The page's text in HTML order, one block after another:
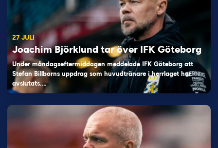
27 JULI
Joachim Björklund tar över IFK Göteborg
Under måndagseftermiddagen meddelade IFK Göteborg att
Stefan Billborns uppdrag som huvudtränare i herrlaget har
avslutats.…